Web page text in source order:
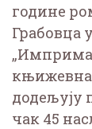
године
Грабовца
књижевна
додељују
чак 45